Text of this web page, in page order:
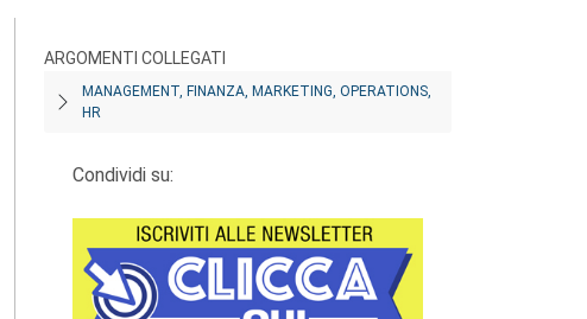
ARGOMENTI COLLEGATI
MANAGEMENT, FINANZA, MARKETING, OPERATIONS,
HR
Condividi su: